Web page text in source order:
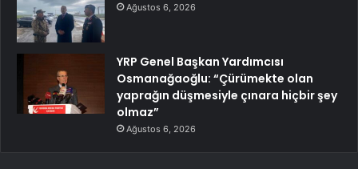
Ağustos 6, 2026
YRP Genel Başkan Yardımcısı
Osmanağaoğlu: “Çürümekte olan
yaprağın düşmesiyle çınara hiçbir şey
olmaz”
Ağustos 6, 2026